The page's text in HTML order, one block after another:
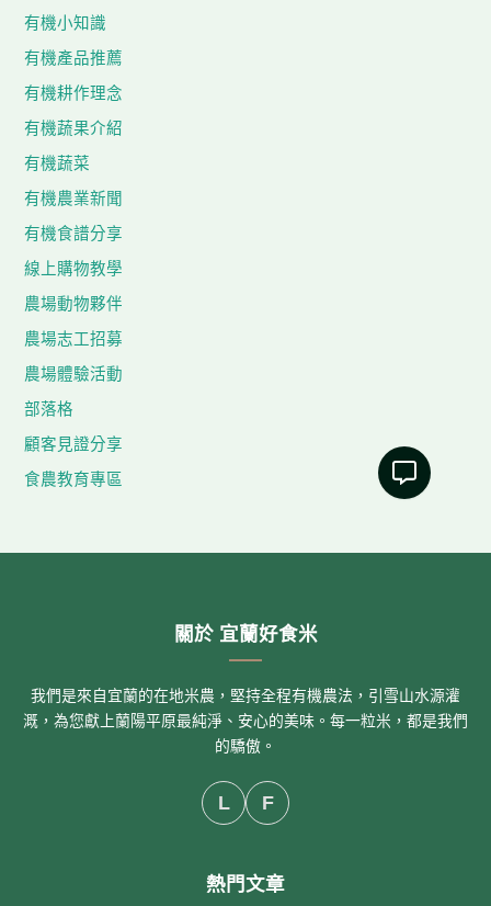
有機小知識
有機產品推薦
有機耕作理念
有機蔬果介紹
有機蔬菜
有機農業新聞
有機食譜分享
線上購物教學
農場動物夥伴
農場志工招募
農場體驗活動
部落格
顧客見證分享
食農教育專區
關於 宜蘭好食米
我們是來自宜蘭的在地米農，堅持全程有機農法，引雪山水源灌
溉，為您獻上蘭陽平原最純淨、安心的美味。每一粒米，都是我們
的驕傲。
L F
熱門文章